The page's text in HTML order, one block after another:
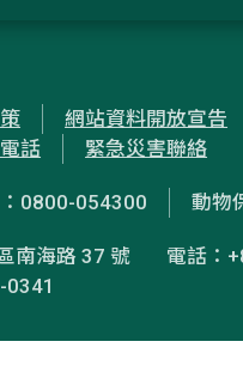
網站資料開放宣告
話
緊急災害聯絡
0800-054300 動物
南海路 37 號
電話：